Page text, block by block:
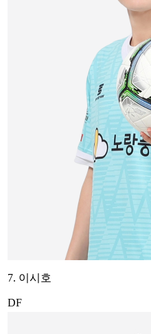
7. 이시호
DF